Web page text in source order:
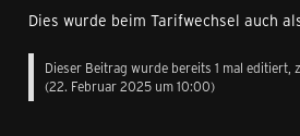
Dies wurde beim Tarifwechsel auch
Dieser Beitrag wurde bereits 1 mal editiert,
(22. Februar 2025 um 10:00)